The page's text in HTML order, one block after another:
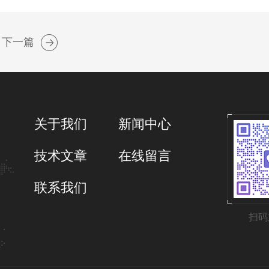
下一篇
扫
关于我们 新闻中心
技术文章 在线留言
联系我们